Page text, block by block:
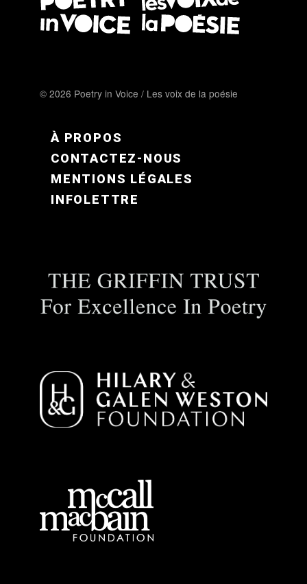
© 2026 Poetry in Voice / Les voix de la poésie
FOOTER MENU FR
À PROPOS
CONTACTEZ-NOUS
MENTIONS LÉGALES
INFOLETTRE